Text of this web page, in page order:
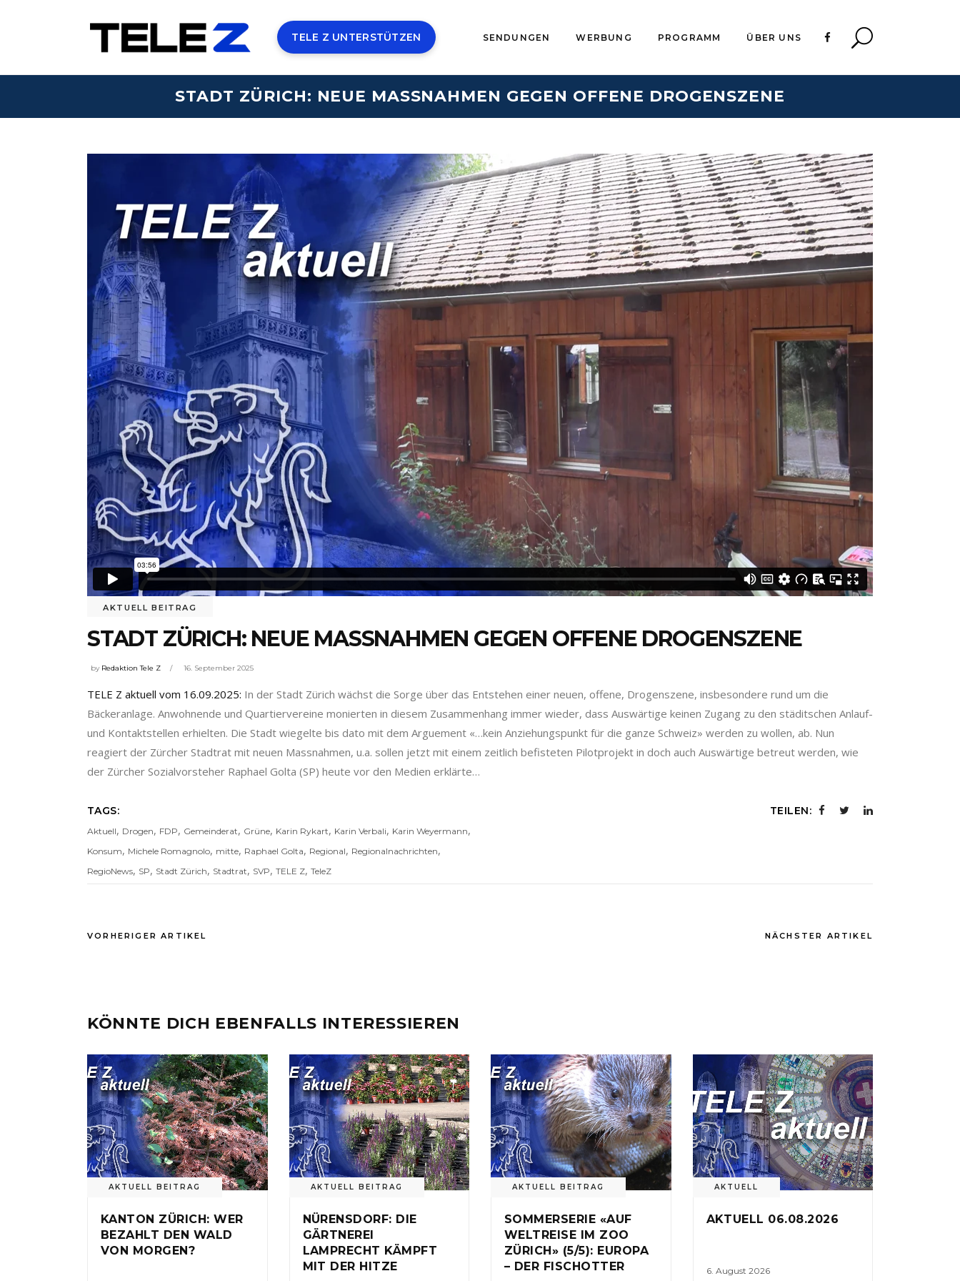
TELE Z UNTERSTÜTZEN SENDUNGEN WERBUNG PROGRAMM ÜBER UNS
STADT ZÜRICH: NEUE MASSNAHMEN GEGEN OFFENE DROGENSZENE
AKTUELL BEITRAG
STADT ZÜRICH: NEUE MASSNAHMEN GEGEN OFFENE DROGENSZENE
by Redaktion Tele Z 16. September 2025
TELE Z aktuell vom 16.09.2025: In der Stadt Zürich wächst die Sorge über das Entstehen einer neuen, offene, Drogenszene, insbesondere rund um die
Bäckeranlage. Anwohnende und Quartiervereine monierten in diesem Zusammenhang immer wieder, dass Auswärtige keinen Zugang zu den städitschen Anlauf-
und Kontaktstellen erhielten. Die Stadt wiegelte bis dato mit dem Arguement «…kein Anziehungspunkt für die ganze Schweiz» werden zu wollen, ab. Nun
reagiert der Zürcher Stadtrat mit neuen Massnahmen, u.a. sollen jetzt mit einem zeitlich befisteten Pilotprojekt in doch auch Auswärtige betreut werden, wie
der Zürcher Sozialvorsteher Raphael Golta (SP) heute vor den Medien erklärte…
TAGS:
Aktuell, Drogen, FDP, Gemeinderat, Grüne, Karin Rykart, Karin Verbali, Karin Weyermann,
Konsum, Michele Romagnolo, mitte, Raphael Golta, Regional, Regionalnachrichten,
RegioNews, SP, Stadt Zürich, Stadtrat, SVP, TELE Z, TeleZ
TEILEN:
VORHERIGER ARTIKEL NÄCHSTER ARTIKEL
KÖNNTE DICH EBENFALLS INTERESSIEREN
AKTUELL BEITRAG
KANTON ZÜRICH: WER
BEZAHLT DEN WALD
VON MORGEN?
AKTUELL BEITRAG
NÜRENSDORF: DIE
GÄRTNEREI
LAMPRECHT KÄMPFT
MIT DER HITZE
AKTUELL BEITRAG
SOMMERSERIE «AUF
WELTREISE IM ZOO
ZÜRICH» (5/5): EUROPA
– DER FISCHOTTER
AKTUELL
AKTUELL 06.08.2026
6. August 2026